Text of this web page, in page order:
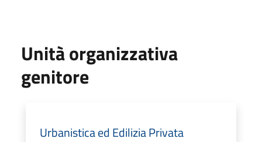
Unità organizzativa
genitore
Urbanistica ed Edilizia Privata